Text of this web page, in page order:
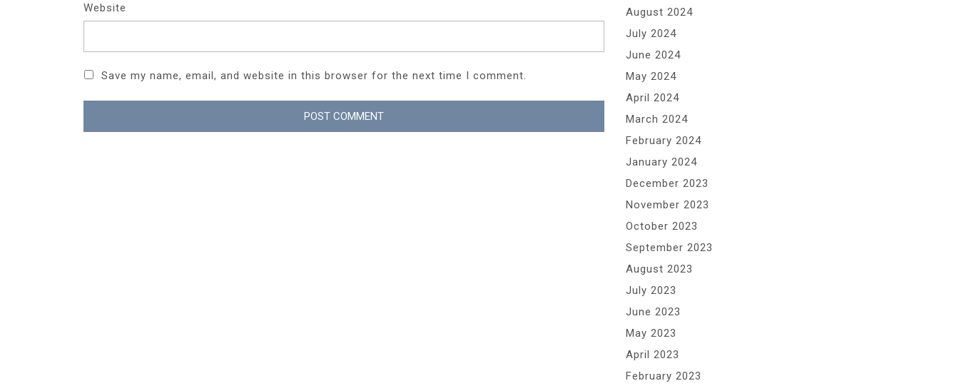
Website
Save my name, email, and website in this browser for the next time I comment.
August 2024
July 2024
June 2024
May 2024
April 2024
March 2024
February 2024
January 2024
December 2023
November 2023
October 2023
September 2023
August 2023
July 2023
June 2023
May 2023
April 2023
February 2023